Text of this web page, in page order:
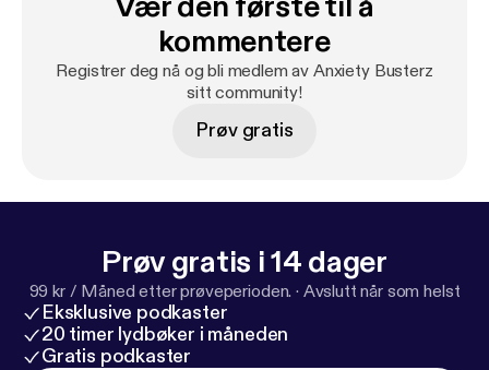
kommentere
Registrer deg nå og bli medlem av Anxiety Busterz
sitt community!
Prøv gratis
Prøv gratis i 14 dager
99 kr / Måned etter prøveperioden. · Avslutt når som helst
Eksklusive podkaster
20 timer lydbøker i måneden
Gratis podkaster